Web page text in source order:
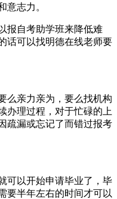
意志力。
报自考助学班来降低难
话可以找明德在线老师要
么亲力亲为，要么找机构
办理过程，对于忙碌的上
疏漏或忘记了而错过报考
可以开始申请毕业了，毕
要半年左右的时间才可以